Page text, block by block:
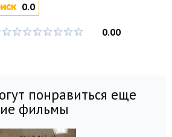
0.0
0.00
понравиться еще
фильмы